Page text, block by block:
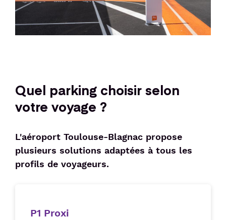
Quel parking choisir selon
votre voyage ?
L'aéroport Toulouse-Blagnac propose
plusieurs solutions adaptées à tous les
profils de voyageurs.
P1 Proxi